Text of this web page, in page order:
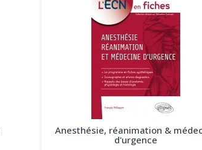
Anesthésie, réanimation &
d'urgence